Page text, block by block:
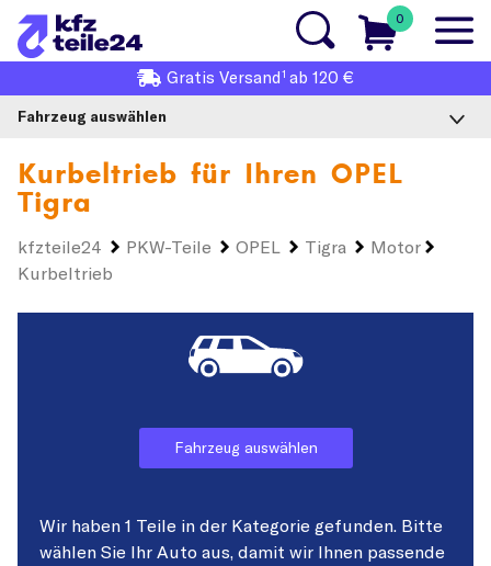
0
Gratis Versand1 ab 120 €
Fahrzeug auswählen
Kurbeltrieb für Ihren OPEL
Tigra
kfzteile24 PKW-Teile OPEL Tigra
Motor
Kurbeltrieb
Fahrzeug auswählen
Wir haben 1 Teile in der Kategorie gefunden. Bitte
wählen Sie Ihr Auto aus, damit wir Ihnen passende